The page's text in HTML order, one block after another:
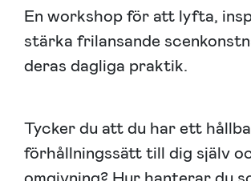
En workshop för att lyfta,
stärka frilansande
deras dagliga praktik.
Tycker du att du har ett
förhållningssätt till dig själv